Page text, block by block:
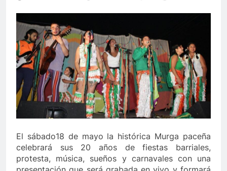
El sábado18 de mayo la histórica Murga paceña
celebrará sus 20 años de fiestas barriales,
protesta, música, sueños y carnavales con una